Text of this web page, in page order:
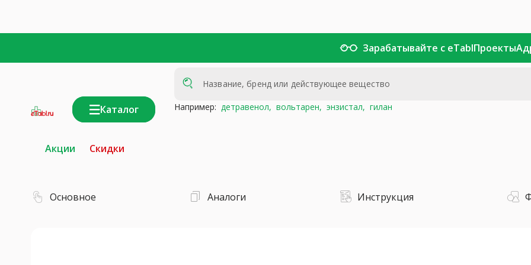
Зарабатывайте с eTablПроекты
Каталог Например: детравенол, вольтарен, энзистал, гилан
Акции Скидки
Основное Аналоги Инструкция